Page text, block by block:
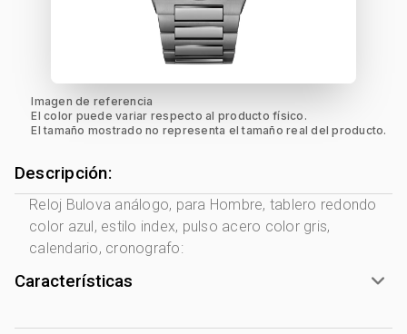
Imagen de referencia
El color puede variar respecto al producto físico.
El tamaño mostrado no representa el tamaño real del producto.
Descripción:
Reloj Bulova análogo, para Hombre, tablero redondo
color azul, estilo index, pulso acero color gris,
calendario, cronografo:
Características
Marca: Bulova